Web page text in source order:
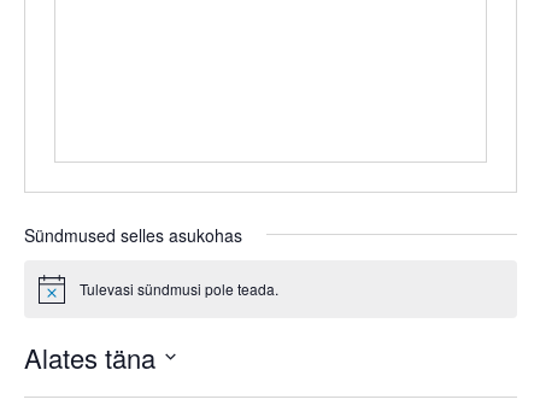
Sündmused selles asukohas
Notice Tulevasi sündmusi pole teada.
Alates täna